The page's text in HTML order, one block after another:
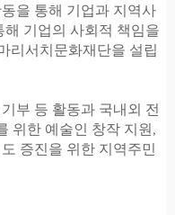
을 통해 기업과 지역사
기업의 사회적 책임을
리서치문화재단을 설립
부 등 활동과 국내외 전
위한 예술인 창작 지원,
증진을 위한 지역주민